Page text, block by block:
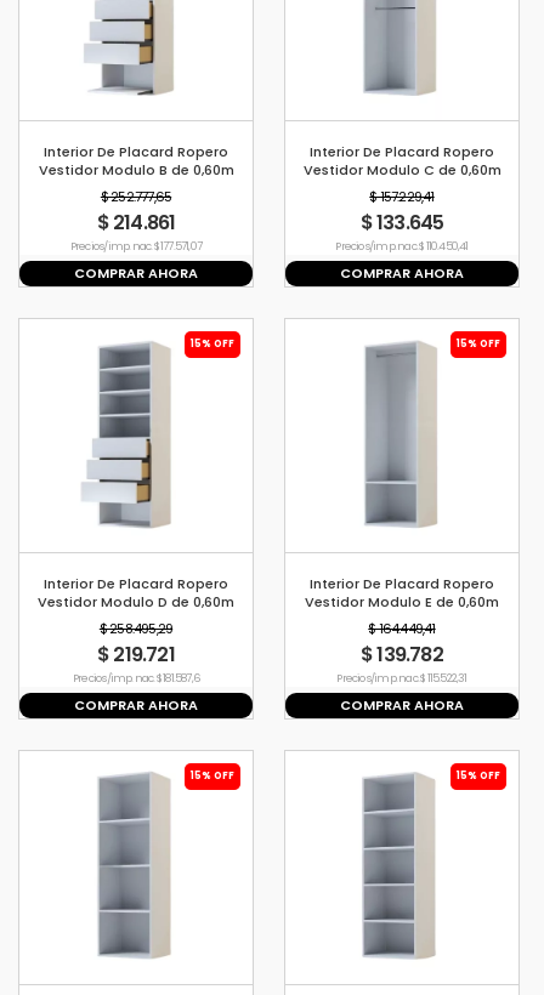
Interior De Placard Ropero
Vestidor Modulo B de 0,60m
$ 252.777,65
$ 214.861
Precio s/imp. nac. $ 177.571,07
COMPRAR AHORA
Interior De Placard Ropero
Vestidor Modulo C de 0,60m
$ 157.229,41
$ 133.645
Precio s/imp. nac. $ 110.450,41
COMPRAR AHORA
15% OFF
Interior De Placard Ropero
Vestidor Modulo D de 0,60m
$ 258.495,29
$ 219.721
Precio s/imp. nac. $ 181.587,6
COMPRAR AHORA
15% OFF
Interior De Placard Ropero
Vestidor Modulo E de 0,60m
$ 164.449,41
$ 139.782
Precio s/imp. nac. $ 115.522,31
COMPRAR AHORA
15% OFF 15% OFF